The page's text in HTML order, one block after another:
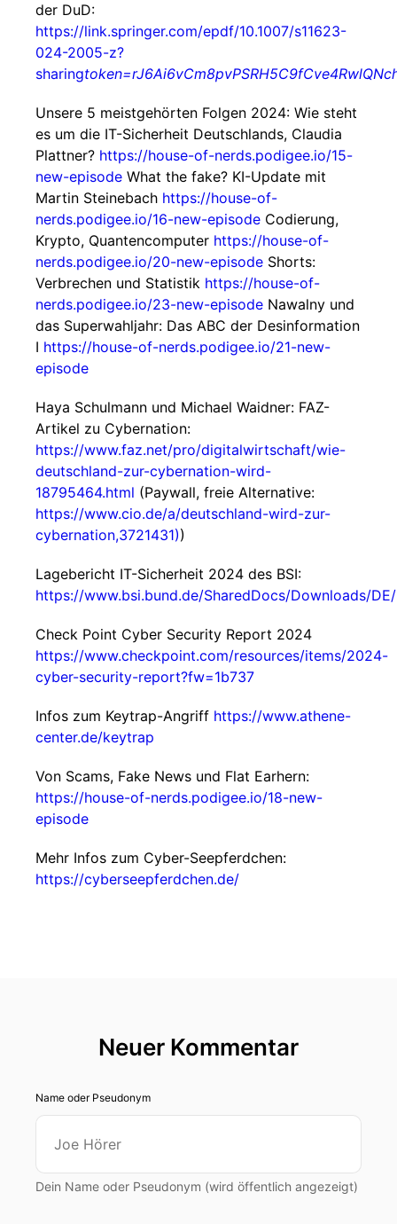
der DuD:
https://link.springer.com/epdf/10.1007/s11623-
024-2005-z?
sharing
Unsere 5 meistgehörten Folgen 2024: Wie steht
es um die IT-Sicherheit Deutschlands, Claudia
Plattner? https://house-of-nerds.podigee.io/15-
new-episode What the fake? KI-Update mit
Martin Steinebach https://house-of-
nerds.podigee.io/16-new-episode Codierung,
Krypto, Quantencomputer https://house-of-
nerds.podigee.io/20-new-episode Shorts:
Verbrechen und Statistik https://house-of-
nerds.podigee.io/23-new-episode Nawalny und
das Superwahljahr: Das ABC der Desinformation
I https://house-of-nerds.podigee.io/21-new-
episode
Haya Schulmann und Michael Waidner: FAZ-
Artikel zu Cybernation:
https://www.faz.net/pro/digitalwirtschaft/wie-
deutschland-zur-cybernation-wird-
18795464.html (Paywall, freie Alternative:
https://www.cio.de/a/deutschland-wird-zur-
cybernation,3721431))
Lagebericht IT-Sicherheit 2024 des BSI:
https://www.bsi.bund.de/SharedDocs/Downloads/
Check Point Cyber Security Report 2024
https://www.checkpoint.com/resources/items/2024-
cyber-security-report?fw=1b737
Infos zum Keytrap-Angriff https://www.athene-
center.de/keytrap
Von Scams, Fake News und Flat Earhern:
https://house-of-nerds.podigee.io/18-new-
episode
Mehr Infos zum Cyber-Seepferdchen:
https://cyberseepferdchen.de/
Neuer Kommentar
Name oder Pseudonym
Dein Name oder Pseudonym (wird öffentlich angezeigt)